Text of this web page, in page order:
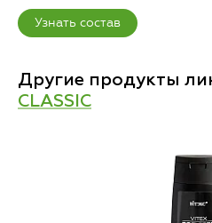
Узнать состав
Другие продукты
CLASSIC